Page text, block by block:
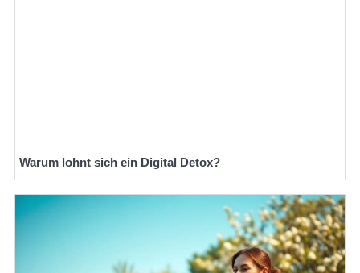
Warum lohnt sich ein Digital Detox?